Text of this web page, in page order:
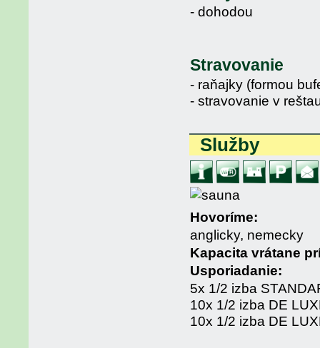
- dohodou
Stravovanie
- raňajky (formou
- stravovanie v
Služby
Hovoríme:
anglicky, nemecky
Kapacita vrátane
Usporiadanie:
5x 1/2 izba
10x 1/2 izba DE
10x 1/2 izba DE